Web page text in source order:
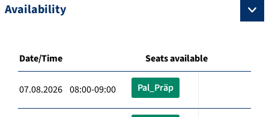
Availability
Date/Time Seats available
07.08.2026 08:00-09:00 Pal_Präp